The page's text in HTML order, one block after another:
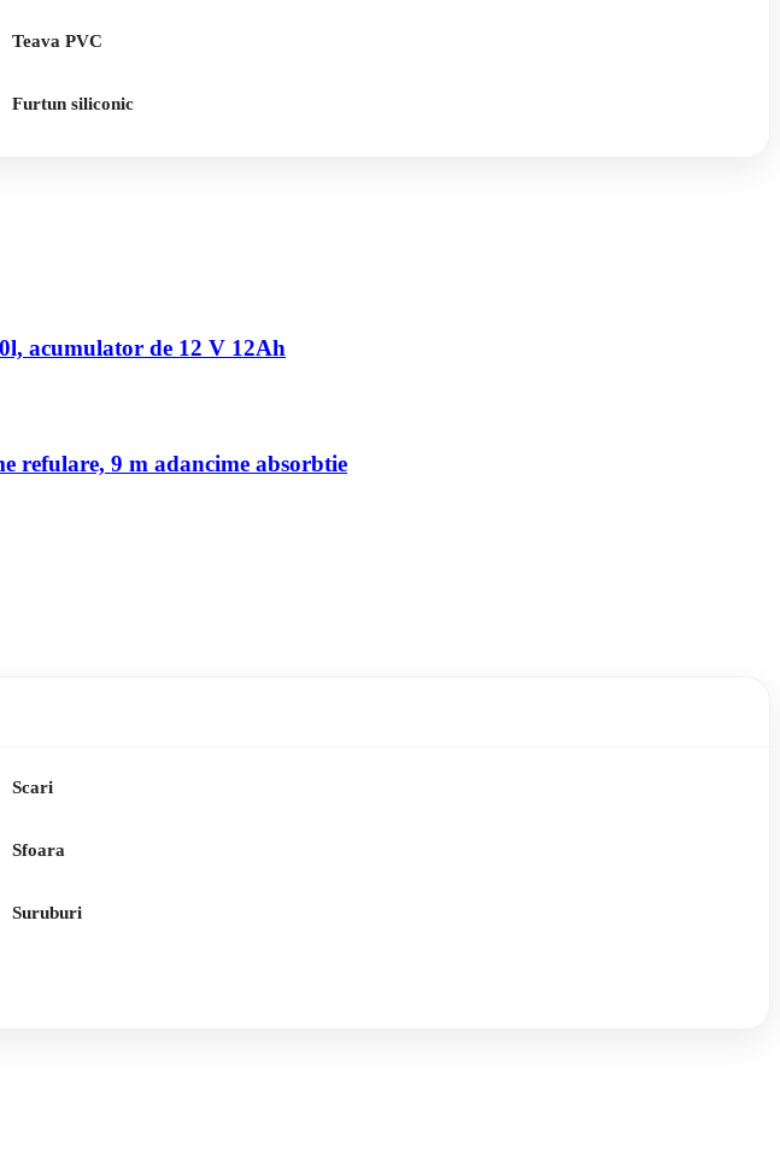
Teava PVC
Furtun siliconic
acumulator de 12 V 12Ah
refulare, 9 m adancime absorbtie
Scari
Sfoara
Suruburi